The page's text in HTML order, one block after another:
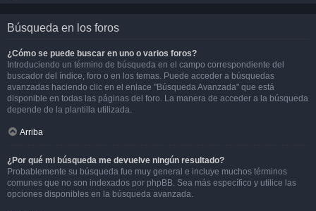
Búsqueda en los foros
¿Cómo se puede buscar en uno o varios foros?
Introduciendo un término de búsqueda en el campo correspondiente del
buscador del índice, foro o en los temas. Puede acceder a búsquedas
avanzadas haciendo clic en el enlace "Búsqueda Avanzada" que está
disponible en todas las páginas del foro. La manera de acceder a la búsqueda
depende de la plantilla utilizada.
Arriba
¿Por qué mi búsqueda me devuelve ningún resultado?
Probablemente su búsqueda fue muy general e incluye muchos términos
comunes que no son indexados por phpBB. Sea más específico y utilice las
opciones disponibles en la búsqueda avanzada.